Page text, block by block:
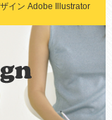
イン Adobe Illustrator